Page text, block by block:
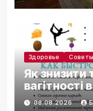
Здоровье
Як знизити
вагітності
умовах
08.08.2026